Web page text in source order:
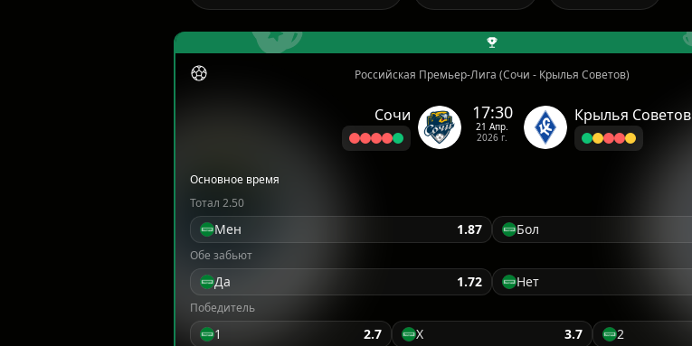
Российская Премьер-Лига (Сочи - Крылья Советов)
Сочи 17:30
21 Апр.
2026 г.
Крылья Советов
Основное время
Тотал 2.50
Мен 1.87 Бол
Обе забьют
Да 1.72 Нет
Победитель
1 2.7 X 3.7 2